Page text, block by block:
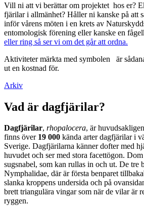
Vill ni att vi berättar om projektet hos er?
fjärilar i allmänhet? Håller ni kanske på att
inför vårens möten i en krets av
entomologisk förening eller kanske en
eller ring så ser vi om det går att ordna.
Aktiviteter märkta med symbolen
är
ut en kostnad för.
Arkiv
Vad är dagfjärilar?
Dagfjärilar, rhopalocera, är
finns över 19 000 kända arter dagfjärilar i
Sverige. Dagfjärilarna känner dofter med
huvudet och ser med stora facettögon.
sugsnabel, som kan rullas in och ut. De tre
Nymphalidae, där är första benparet
slanka kroppens undersida och på
brett triangulära vingar som när de vilar är
ryggen.